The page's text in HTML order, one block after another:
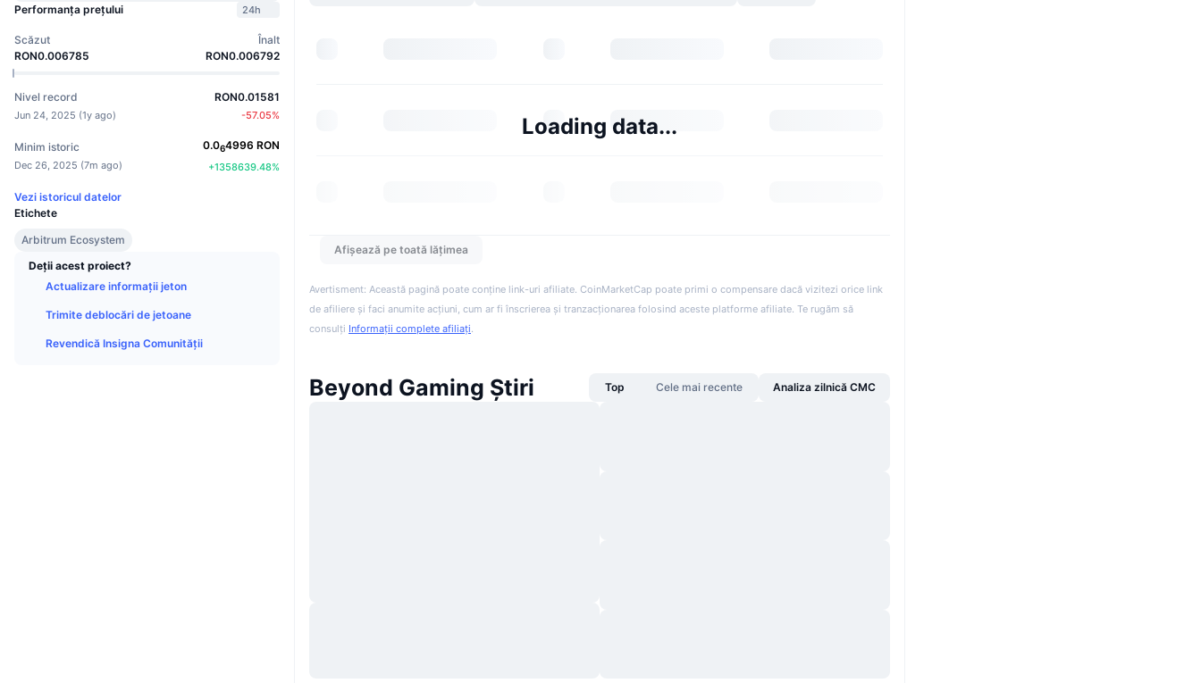
Performanța prețului
24h
Scăzut
RON0.006785
Înalt
RON0.006792
Nivel record
Jun 24, 2025 (1y ago)
RON0.01581
-57.05%
Minim istoric
Dec 26, 2025 (7m ago)
0.064996 RON
+1358639.48%
Vezi istoricul datelor
Etichete
Arbitrum Ecosystem
Deții acest proiect?
Actualizare informații jeton
Trimite deblocări de jetoane
Revendică Insigna Comunității
Loading data...
Afișează pe toată lățimea
Avertisment: Această pagină poate conține link-uri afiliate. CoinMarketCap poate primi o compensare dacă vizitezi orice link
de afiliere și faci anumite acțiuni, cum ar fi înscrierea și tranzacționarea folosind aceste platforme afiliate. Te rugăm să
consulți Informații complete afiliați.
Beyond Gaming Știri Top Cele mai recente Analiza zilnică CMC